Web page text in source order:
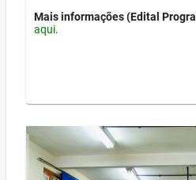
Mais informações (Edital
aqui.